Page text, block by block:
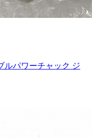
ルパワーチャック ジ